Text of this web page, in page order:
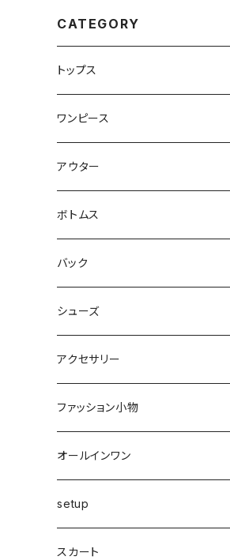
CATEGORY
トップス
Tシャツ・カットソー
キャミソール・タンクトップ
シャツ・ブラウス
パーカー・トレーナー
裏起毛
サマーニット
その他
ニットトップス
異素材
カシミヤ
ベスト
変形
カーディガン付き
ワンピース
ミニ
ヒザ丈
マキシ丈
オールインワン
セットアップ
変形
ベスト
ニット
キャミワンピース
アウター
ジャケット
中綿
ブルゾン
カーデ・ベスト
ベスト
その他
ベスト
スカート
ロングコート
カーディガン
ロングシャツ
ボトムス
スカート
フレアー
プリーツ
パンツ
スウェット
ジョガー
デニム
スパッツ・レギンス・タイツ
ハイウエスト
ワイド
ニット
バック
ショルダー
クラッチ
カゴbag
肩掛け
clear
デザインbag
シューズ
ブーツ
スニーカー
パンプス
サンダル
アクセサリー
ピアス・イヤリング
ピアス
リング
リング
ブレス・アンクレット
ネックレス
ファッション小物
帽子
巻き物
ソックス
オールインワン
setup
Top's
スカート